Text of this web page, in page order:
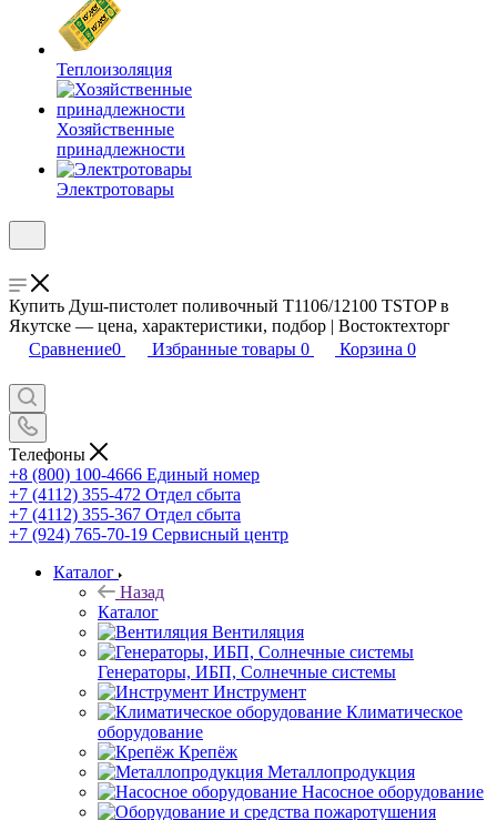
Теплоизоляция
Хозяйственные
принадлежности
Электротовары
Купить Душ-пистолет поливочный T1106/12100 TSTOP в
Якутске — цена, характеристики, подбор | Востоктехторг
Сравнение0 Избранные товары 0 Корзина 0
Телефоны
+8 (800) 100-4666 Единый номер
+7 (4112) 355-472 Отдел сбыта
+7 (4112) 355-367 Отдел сбыта
+7 (924) 765-70-19 Сервисный центр
Каталог
Назад
Каталог
Вентиляция
Генераторы, ИБП, Солнечные системы
Инструмент
Климатическое
оборудование
Крепёж
Металлопродукция
Насосное оборудование